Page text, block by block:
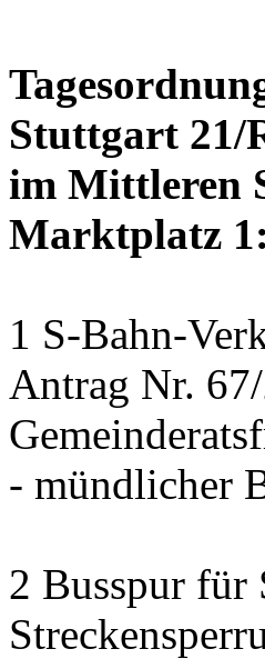
Stuttgart 21/
im Mittleren
Marktplatz 1:
1 S-Bahn-
Antrag Nr.
- mündlicher
2 Busspur für